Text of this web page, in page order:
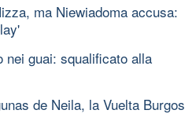
ma Niewiadoma accusa:
nei guai: squalificato alla
de Neila, la Vuelta Burgos